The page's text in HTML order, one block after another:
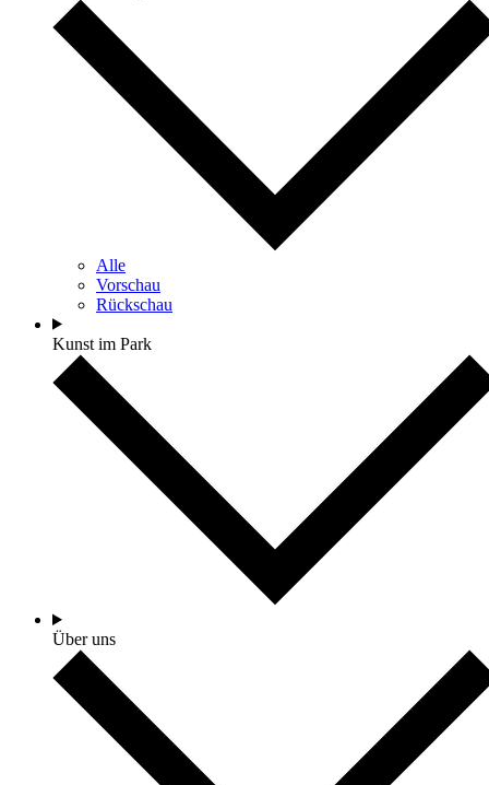
Alle
Vorschau
Rückschau
Kunst im Park
Über uns